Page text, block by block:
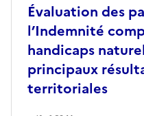
Évaluation des
l’Indemnité
handicaps
principaux
territoriales